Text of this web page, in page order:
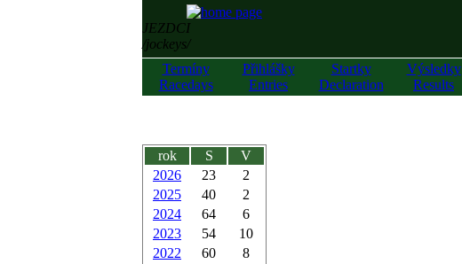
JEZDCI
/jockeys/
Termíny
Racedays
Přihlášky
Entries
Startky
Declaration
Výsledky
Results
rok S
V
2026
23
2
2025
40
2
2024
64
6
2023
54
10
2022
60
8